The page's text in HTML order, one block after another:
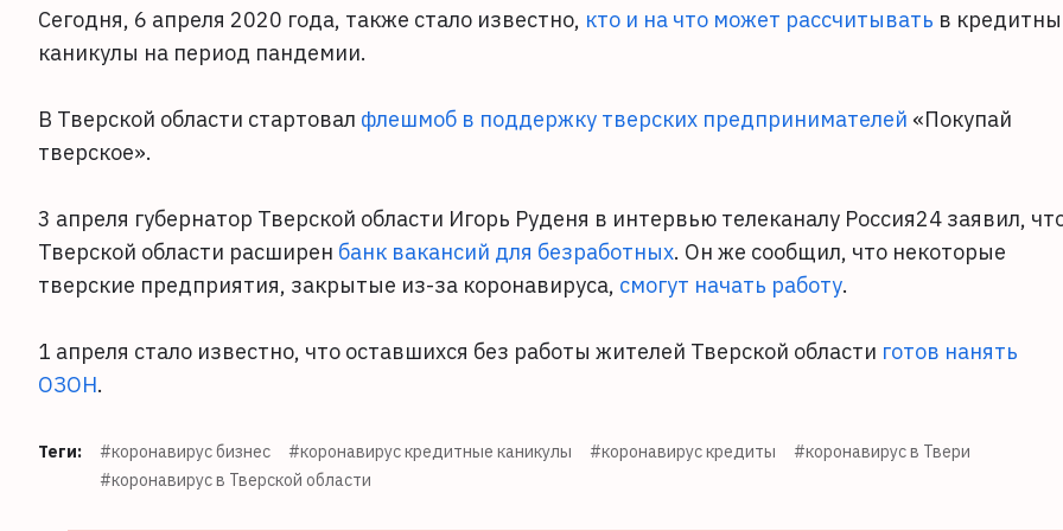
Сегодня, 6 апреля 2020 года, также стало известно, кто и на что может рассчитывать в
каникулы на период пандемии.
В Тверской области стартовал флешмоб в поддержку тверских предпринимателей «Покупай
тверское».
3 апреля губернатор Тверской области Игорь Руденя в интервью телеканалу Россия24 заявил,
Тверской области расширен банк вакансий для безработных. Он же сообщил, что некоторые
тверские предприятия, закрытые из-за коронавируса, смогут начать работу.
1 апреля стало известно, что оставшихся без работы жителей Тверской области готов нанять
ОЗОН.
Теги: #коронавирус бизнес #коронавирус кредитные каникулы #коронавирус кредиты
#коронавирус в Твери
#коронавирус в Тверской области